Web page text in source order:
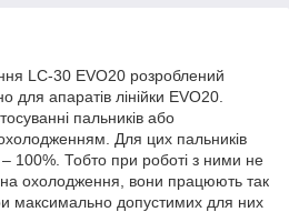
LC-30 EVO20 розроблений
для апаратів лінійки EVO20.
пальників або
Для цих пальників
100%. Тобто при роботі з ними не
охолодження, вони працюють так
максимально допустимих для них